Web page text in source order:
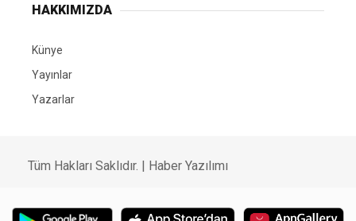
HAKKIMIZDA
Künye
Yayınlar
Yazarlar
Tüm Hakları Saklıdır. | Haber Yazılımı